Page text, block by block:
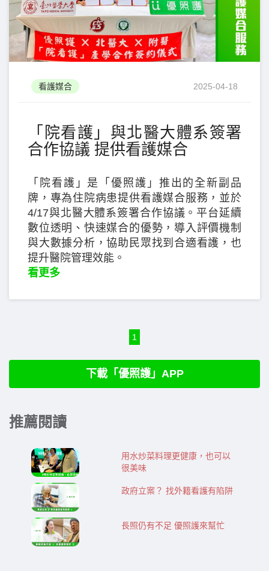
看護媒合 2025-04-18
「院看護」與北醫大體系簽署
合作協議 提供看護媒合
「院看護」是「優照護」推出的全新副品
牌，專為住院病患提供看護媒合服務，並於
4/17與北醫大體系簽署合作協議。平台延續
數位透明、快速媒合的優勢，導入評價機制
與大數據分析，協助民眾找到合適看護，也
提升醫院管理效能。
看更多
1
下載「優照護」APP
推薦閱讀
用水炒菜料理更健康，也可以
很美味
政府立案？ 找外籍看護有陷阱
長照仍有不足 優照護來幫忙